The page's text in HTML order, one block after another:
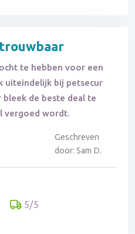
te hebben voor een
uiteindelijk bij petsecur
bleek de beste deal te
vergoed wordt.
Geschreven
door: Sam D.
5/5